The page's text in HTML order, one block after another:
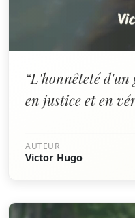
“L'honnêteté
en justice et en
AUTEUR
Victor Hugo